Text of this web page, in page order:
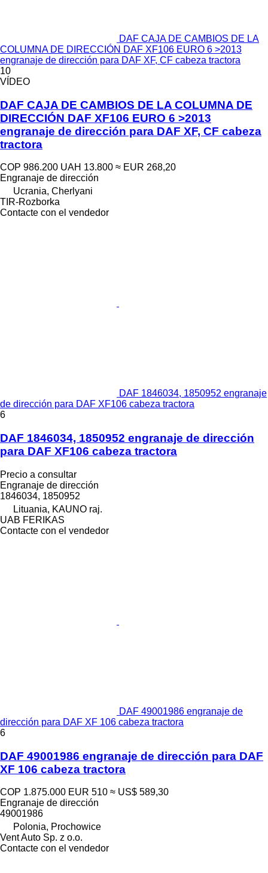
DAF CAJA DE CAMBIOS DE LA
COLUMNA DE DIRECCIÓN DAF XF106 EURO 6 >2013
engranaje de dirección para DAF XF, CF cabeza tractora
10
VÍDEO
DAF CAJA DE CAMBIOS DE LA COLUMNA DE
DIRECCIÓN DAF XF106 EURO 6 >2013
engranaje de dirección para DAF XF, CF cabeza
tractora
COP 986.200 UAH 13.800 ≈ EUR 268,20
Engranaje de dirección
Ucrania, Cherlyani
TIR-Rozborka
Contacte con el vendedor
DAF 1846034, 1850952 engranaje
de dirección para DAF XF106 cabeza tractora
6
DAF 1846034, 1850952 engranaje de dirección
para DAF XF106 cabeza tractora
Precio a consultar
Engranaje de dirección
1846034, 1850952
Lituania, KAUNO raj.
UAB FERIKAS
Contacte con el vendedor
DAF 49001986 engranaje de
dirección para DAF XF 106 cabeza tractora
6
DAF 49001986 engranaje de dirección para DAF
XF 106 cabeza tractora
COP 1.875.000 EUR 510 ≈ US$ 589,30
Engranaje de dirección
49001986
Polonia, Prochowice
Vent Auto Sp. z o.o.
Contacte con el vendedor